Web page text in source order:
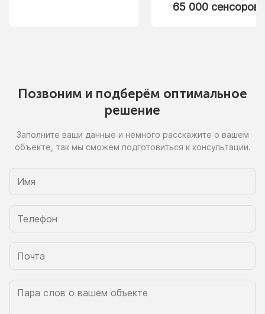
65 000 сенсоров
Позвоним и подберём оптимальное
решение
Заполните ваши данные и немного расскажите о вашем
объекте, так мы сможем подготовиться к консультации.